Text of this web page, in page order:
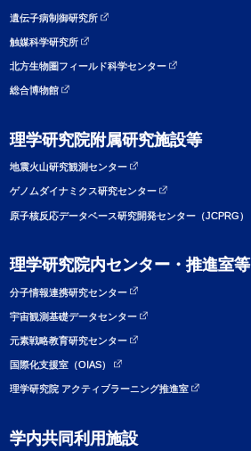
遺伝子病制御研究所
触媒科学研究所
北方生物圏フィールド科学センター
総合博物館
理学研究院附属研究施設等
地震火山研究観測センター
ゲノムダイナミクス研究センター
原子核反応データベース研究開発センター（JCPRG）
理学研究院内センター・推進室等
分子情報連携研究センター
宇宙観測基礎データセンター
元素戦略教育研究センター
国際化支援室（OIAS）
理学研究院 アクティブラーニング推進室
学内共同利用施設